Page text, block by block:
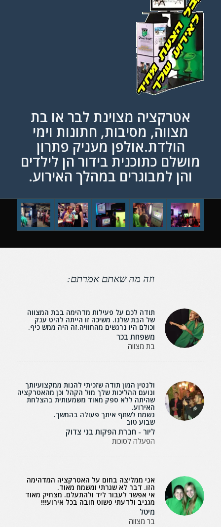
אטרקציה מצוינת לבר או בת
מצווה, מסיבות, חתונות וימי
הולדת.אולפן מעניק פתרון
מושלם כתוכנית בידור הן לילדים
והן למבוגרים במהלך האירוע.
וזה מה שאתם אמרתם:
תודה לכם על פעילות מדהימה בבת המצווה
של הבת שלנו. משיכה זו הייתה להיט ענק
וכולם היו נרגשים מהחוויה.זה היה ממש כיף.
משפחת בכר
בת מצווה
ולנטין המון תודה שזכיתי להנות ממקצועיותך
ונועם ההליכות שלך מול הקהל וכן מהאטרקציה
שהיתה ללא ספק מאוד משמעותית בהצלחת
האירוע.
נשמח לשתף איתך פעולה בהמשך.
שבוע טוב
ליור - חברת הפקות בני צדוק
הפעלה לסוכות
אני ממליצה בחום על האטרקציה המדהימה
הזו. דבר לא שגרתי ומשמח מאוד.
אי אפשר לעבור ליד ולהתעלם. מצחיק מאוד
מגניב ולדעתי פשוט חובה בכל אירוע!!!
מיטל
בר מצווה